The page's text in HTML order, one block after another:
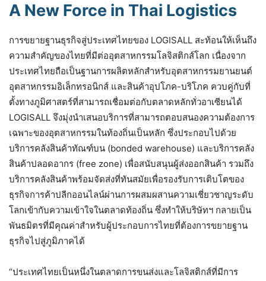
A New Force in Thai Logistics
การขยายฐานธุรกิจสู่ประเทศไทยของ LOGISALL สะท้อนให้เห็นถึง
ความสำคัญของไทยที่มีต่ออุตสาหกรรมโลจิสติกส์โลก เนื่องจาก
ประเทศไทยถือเป็นฐานการผลิตหลักสำหรับอุตสาหกรรมยานยนต์
อุตสาหกรรมอิเล็กทรอนิกส์ และสินค้าอุปโภค-บริโภค ควบคู่กับที่
ตั้งทางภูมิศาสตร์ที่สามารถเชื่อมต่อกับตลาดหลักทั่วอาเซียนได้
LOGISALL จึงมุ่งนำเสนอบริการที่สามารถตอบสนองความต้องการ
เฉพาะของอุตสาหกรรมในท้องถิ่นเป็นหลัก ซึ่งประกอบไปด้วย
บริการคลังสินค้าทัณฑ์บน (bonded warehouse) และบริการคลัง
สินค้าปลอดอากร (free zone) เพื่อสนับสนุนผู้ส่งออกสินค้า รวมถึง
บริการคลังสินค้าพร้อมจัดส่งที่ทันสมัยเพื่อรองรับการเติบโตของ
ธุรกิจการค้าปลีกออนไลน์ผ่านการผสมผสานความเชี่ยวชาญระดับ
โลกเข้ากับความเข้าใจในตลาดท้องถิ่น ซึ่งทำให้บริษัทฯ กลายเป็น
พันธมิตรที่มีคุณค่าสำหรับผู้ประกอบการไทยที่ต้องการขยายฐาน
ธุรกิจไปสู่ภูมิภาคได้
“ประเทศไทยเป็นหนึ่งในตลาดการขนส่งและโลจิสติกส์ที่มีการ